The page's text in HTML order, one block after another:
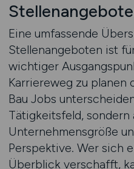
Eine umfassende
Stellenangeboten ist
wichtiger
Karriereweg zu planen
Bau Jobs
Tätigkeitsfeld, sondern
Unternehmensgröße
Perspektive. Wer sich
Überblick verschafft,